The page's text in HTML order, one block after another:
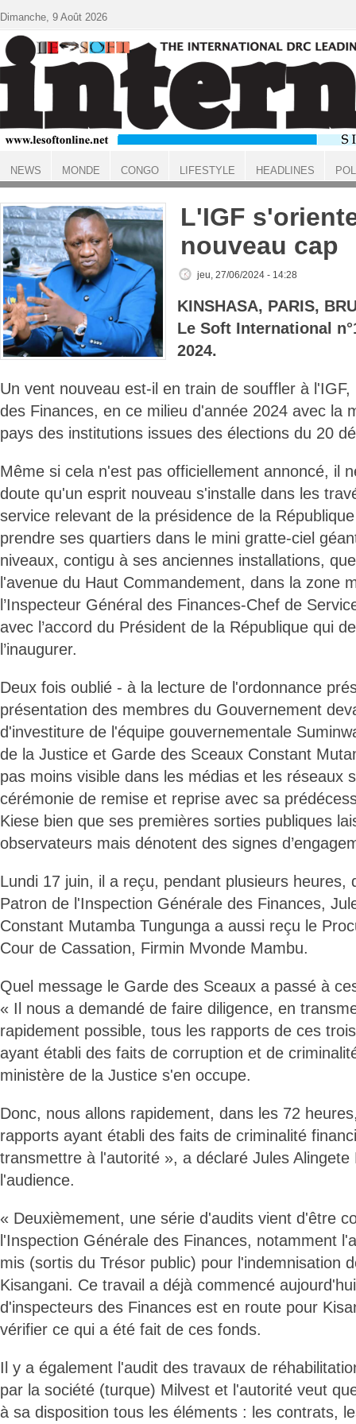
ACCUEIL
L'IGF
nouveau cap
jeu, 27/06/2024 - 14:28
KINSHASA, PARIS,
Le Soft International
2024.
Un vent nouveau est-il en train de souffler à
des Finances, en ce milieu d'année 2024 avec la
pays des institutions issues des élections du 20
Même si cela n'est pas officiellement annoncé, il
doute qu'un esprit nouveau s'installe dans les
service relevant de la présidence de la
prendre ses quartiers dans le mini gratte-ciel
niveaux, contigu à ses anciennes installations,
l'avenue du Haut Commandement, dans la zone
l’Inspecteur Général des Finances-Chef de
avec l’accord du Président de la République qui
l’inaugurer.
Deux fois oublié - à la lecture de l'ordonnance
présentation des membres du Gouvernement
d'investiture de l'équipe gouvernementale
de la Justice et Garde des Sceaux Constant
pas moins visible dans les médias et les réseaux
cérémonie de remise et reprise avec sa
Kiese bien que ses premières sorties publiques
observateurs mais dénotent des signes
Lundi 17 juin, il a reçu, pendant plusieurs heures,
Patron de l'Inspection Générale des Finances,
Constant Mutamba Tungunga a aussi reçu le
Cour de Cassation, Firmin Mvonde Mambu.
Quel message le Garde des Sceaux a passé à
« Il nous a demandé de faire diligence, en
rapidement possible, tous les rapports de ces
ayant établi des faits de corruption et de
ministère de la Justice s'en occupe.
Donc, nous allons rapidement, dans les 72
rapports ayant établi des faits de criminalité
transmettre à l'autorité », a déclaré Jules Alingete
l'audience.
« Deuxièmement, une série d'audits vient d'être
l'Inspection Générale des Finances, notamment
mis (sortis du Trésor public) pour l'indemnisation
Kisangani. Ce travail a déjà commencé
d'inspecteurs des Finances est en route pour
vérifier ce qui a été fait de ces fonds.
Il y a également l'audit des travaux de
par la société (turque) Milvest et l'autorité veut
à sa disposition tous les éléments : les contrats,
Dimanche, 9 Août 2026
NEWS MONDE CONGO LIFESTYLE HEADLINES